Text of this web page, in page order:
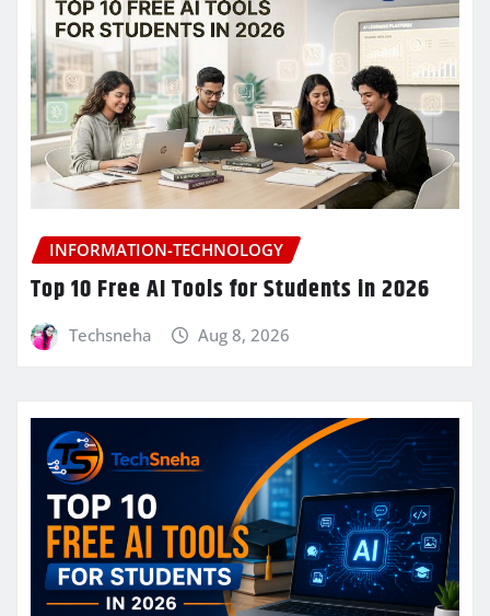
INFORMATION-TECHNOLOGY
Top 10 Free AI Tools for Students in 2026
Techsneha Aug 8, 2026